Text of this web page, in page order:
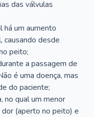
das válvulas
há um aumento
causando desde
peito;
a passagem de
é uma doença, mas
do paciente;
no qual um menor
dor (aperto no peito) e